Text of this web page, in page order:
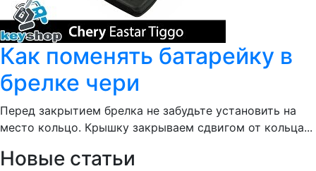
Как поменять батарейку в
брелке чери
Перед закрытием брелка не забудьте установить на
место кольцо. Крышку закрываем сдвигом от кольца...
Новые статьи